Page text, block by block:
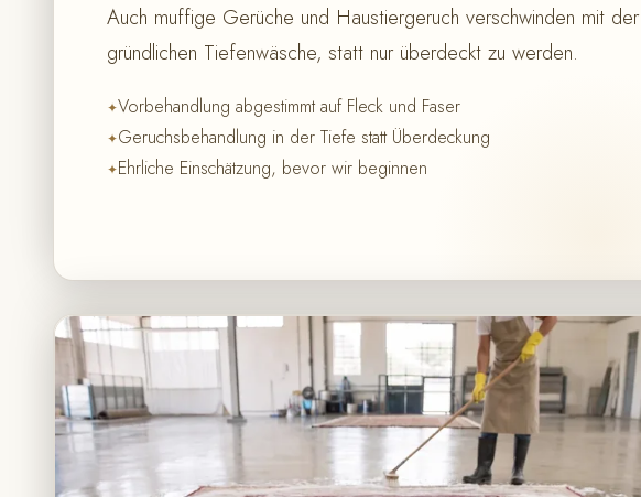
Auch muffige Gerüche und Haustiergeruch verschwinden mit der
gründlichen Tiefenwäsche, statt nur überdeckt zu werden.
Vorbehandlung abgestimmt auf Fleck und Faser
Geruchsbehandlung in der Tiefe statt Überdeckung
Ehrliche Einschätzung, bevor wir beginnen